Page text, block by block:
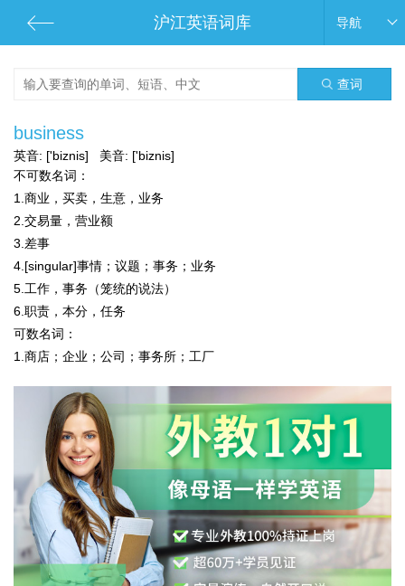
沪江英语词库 导航
查词
business
英音: ['biznis] 美音: ['biznis]
不可数名词：
1.商业，买卖，生意，业务
2.交易量，营业额
3.差事
4.[singular]事情；议题；事务；业务
5.工作，事务（笼统的说法）
6.职责，本分，任务
可数名词：
1.商店；企业；公司；事务所；工厂